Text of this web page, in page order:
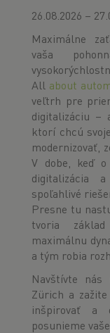
26.08.2026 –
Maximálne
vaša
All about
veľtrh pre
digitalizáciu –
ktorí chcú
modernizovať,
V dobe, keď o
digitalizácia
spoľahlivé
Presne tu
tvoria
maximálnu
a tým robia
Navštívte
Zürich a
inšpirovať a
posunieme